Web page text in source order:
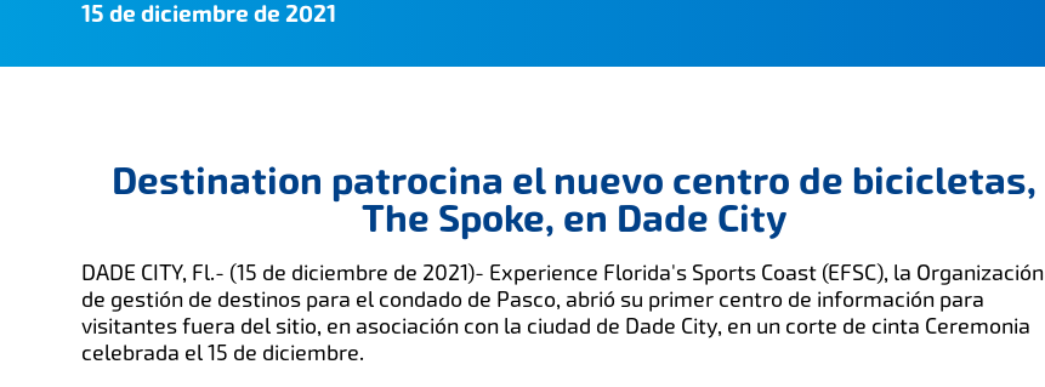
15 de diciembre de 2021
Destination patrocina el nuevo centro de bicicletas,
The Spoke, en Dade City
DADE CITY, Fl.- (15 de diciembre de 2021)- Experience Florida's Sports Coast (EFSC), la Organización
de gestión de destinos para el condado de Pasco, abrió su primer centro de información para
visitantes fuera del sitio, en asociación con la ciudad de Dade City, en un corte de cinta Ceremonia
celebrada el 15 de diciembre.